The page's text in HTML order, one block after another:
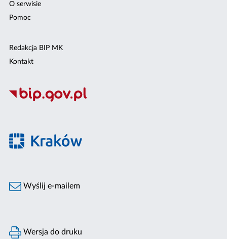
O serwisie
Pomoc
Redakcja BIP MK
Kontakt
Wyślij e-mailem
Wersja do druku